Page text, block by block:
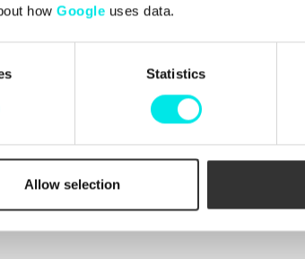
how Google uses data.
Statistics
Allow selection
Info
Kontakta oss
Byten och returer
Reklamationer
Beställningar